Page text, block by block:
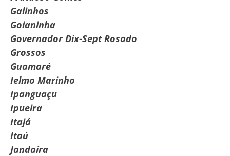
Galinhos
Goianinha
Governador Dix-Sept Rosado
Grossos
Guamaré
Ielmo Marinho
Ipanguaçu
Ipueira
Itajá
Itaú
Jandaíra